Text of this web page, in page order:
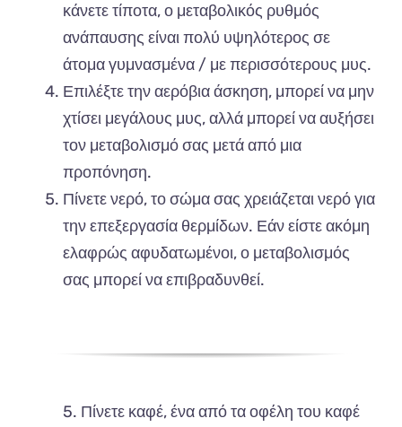
κάνετε τίποτα, ο μεταβολικός ρυθμός
ανάπαυσης είναι πολύ υψηλότερος σε
άτομα γυμνασμένα / με περισσότερους μυς.
Επιλέξτε την αερόβια άσκηση, μπορεί να μην
χτίσει μεγάλους μυς, αλλά μπορεί να αυξήσει
τον μεταβολισμό σας μετά από μια
προπόνηση.
Πίνετε νερό, το σώμα σας χρειάζεται νερό για
την επεξεργασία θερμίδων. Εάν είστε ακόμη
ελαφρώς αφυδατωμένοι, ο μεταβολισμός
σας μπορεί να επιβραδυνθεί.
5. Πίνετε καφέ, ένα από τα οφέλη του καφέ